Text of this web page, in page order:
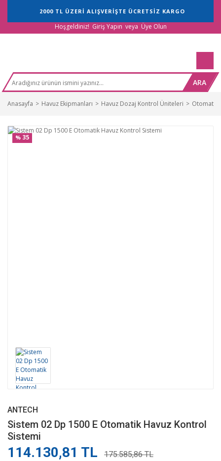
2000 TL ÜZERİ ALIŞVERİŞTE ÜCRETSİZ KARGO
Hoşgeldiniz! Giriş Yapın veya Üye Olun
ARA
Anasayfa Havuz Ekipmanları Havuz Dozaj Kontrol Üniteleri Otomatik
% 35
ANTECH
Sistem 02 Dp 1500 E Otomatik Havuz Kontrol
Sistemi
114.130,81 TL 175.585,86 TL